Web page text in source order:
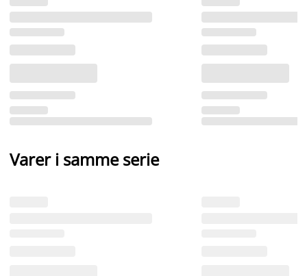
Varer i samme serie